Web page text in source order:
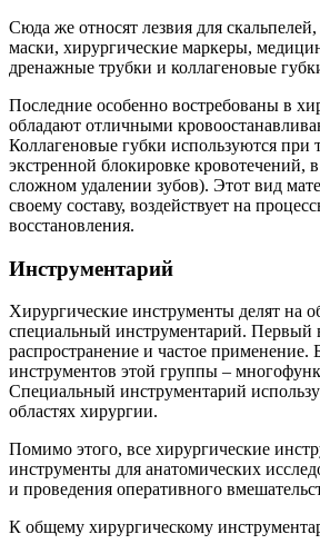
Сюда же относят лезвия для
маски, хирургические маркеры,
дренажные трубки и коллагеновые
Последние особенно востребованы в
обладают отличными
Коллагеновые губки используются при
экстренной блокировке кровотечений,
сложном удалении зубов). Этот вид
своему составу, воздействует на
восстановления.
Инструментарий
Хирургические инструменты делят на
специальный инструментарий. Первый
распространение и частое применение.
инструментов этой группы –
Специальный инструментарий
областях хирургии.
Помимо этого, все хирургические
инструменты для анатомических
и проведения оперативного
К общему хирургическому